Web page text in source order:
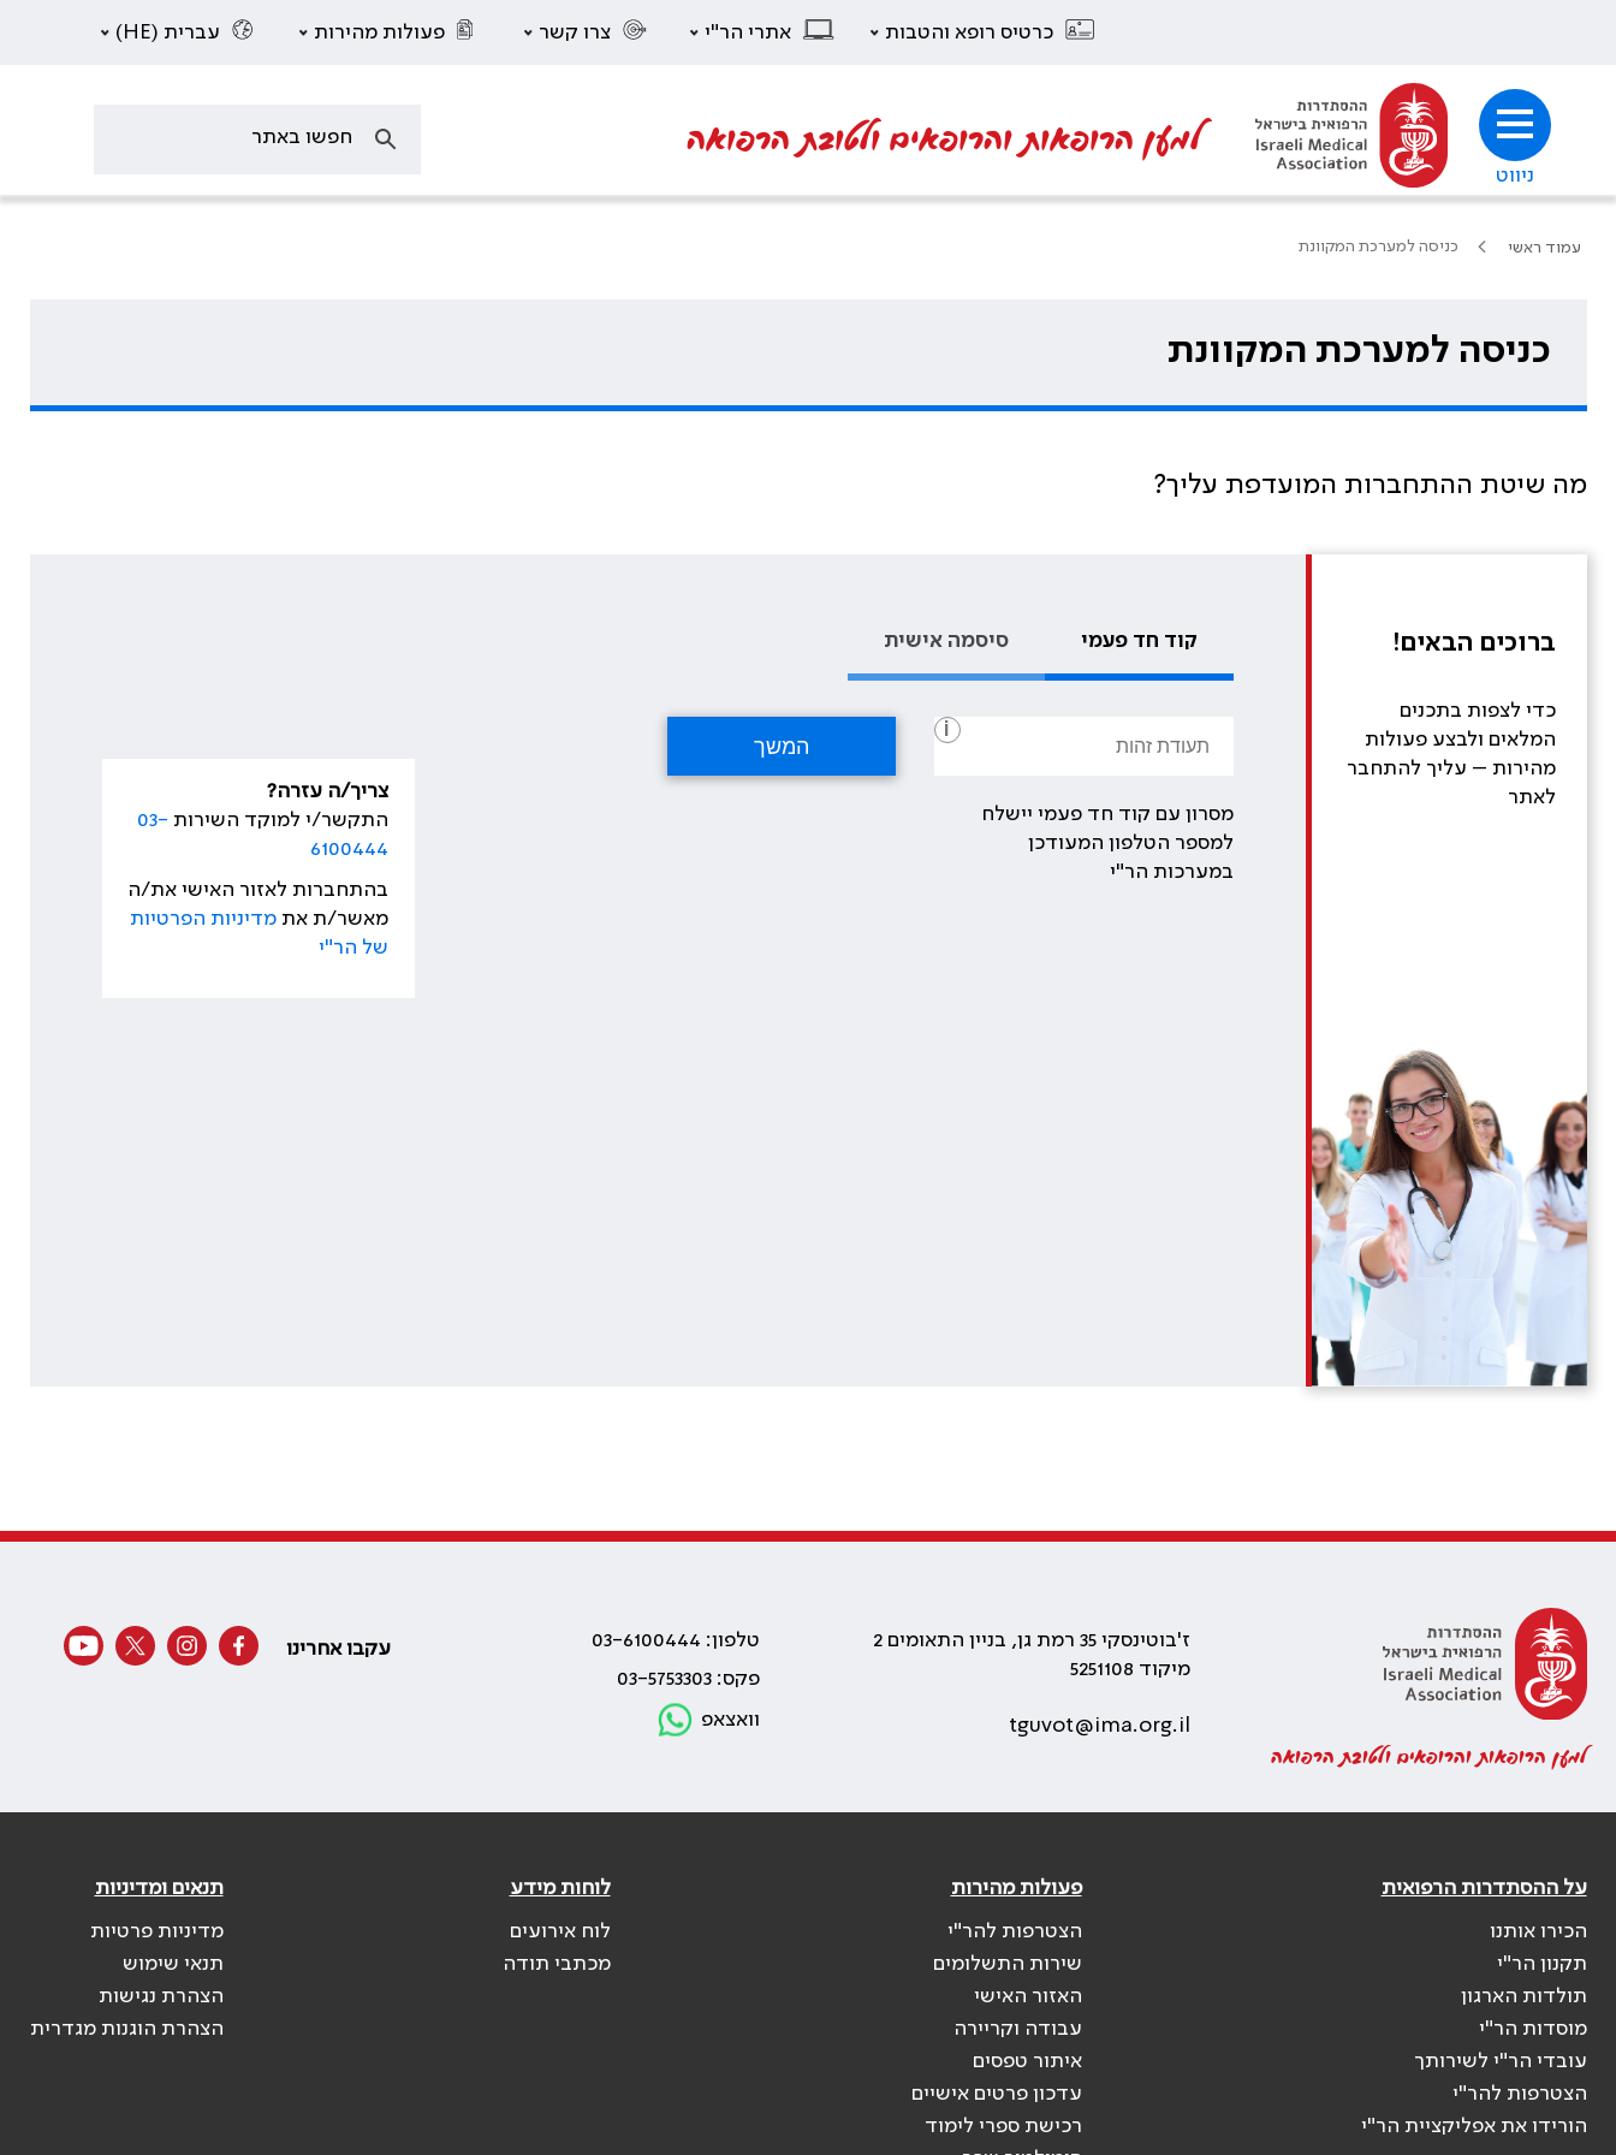
כרטיס רופא והטבות אתרי הר"י צרו קשר פעולות מהירות עברית (HE)
ניווט
למען הרופאות והרופאים ולטובת הרפואה
עמוד ראשי כניסה למערכת המקוונת
כניסה למערכת המקוונת
מה שיטת ההתחברות המועדפת עליך?
ברוכים הבאים!
כדי לצפות בתכנים
המלאים ולבצע פעולות
מהירות – עליך להתחבר
לאתר
קוד חד פעמי סיסמה אישית
i
מסרון עם קוד חד פעמי יישלח
למספר הטלפון המעודכן
במערכות הר"י
צריך/ה עזרה?
התקשר/י למוקד השירות 03-
6100444
בהתחברות לאזור האישי את/ה
מאשר/ת אתמדיניות הפרטיות
של הר"י
למען הרופאות והרופאים ולטובת הרפואה
ז'בוטינסקי 35 רמת גן, בניין התאומים 2
מיקוד 5251108
tguvot@ima.org.il
טלפון: 03-6100444
פקס: 03-5753303
וואצאפ
עקבו אחרינו
על ההסתדרות הרפואית
הכירו אותנו
תקנון הר"י
תולדות הארגון
מוסדות הר"י
עובדי הר"י לשירותך
הצטרפות להר"י
הורידו את אפליקציית הר"י
פעולות מהירות
הצטרפות להר"י
שירות התשלומים
האזור האישי
עבודה וקריירה
איתור טפסים
עדכון פרטים אישיים
רכישת ספרי לימוד
לוחות מידע
לוח אירועים
מכתבי תודה
תנאים ומדיניות
מדיניות פרטיות
תנאי שימוש
הצהרת נגישות
הצהרת הוגנות מגדרית